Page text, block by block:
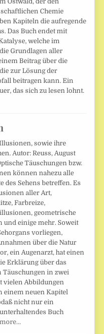
Chemie
Kapiteln die aufregende
Das Buch endet mit
welche im
Grundlagen aller
Beitrag über die
zur Lösung der
beitragen kann. Ein
das sich zu lesen lohnt.
sowie ihre
Autor: Reuss, August
Täuschungen bzw.
können nahezu alle
des Sehens betreffen. Es
aller Art,
Farbreize,
geometrische
einige mehr. Soweit
vorliegen,
über die Natur
ein Augenarzt, hat einen
Erklärung über das
Täuschungen in zwei
vielen Abbildungen
einem neuen Kapitel
nicht nur ein
Buch